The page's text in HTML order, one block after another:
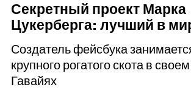
Секретный проект Марка
Цукерберга: лучший в
Создатель фейсбука
крупного рогатого скота в
Гавайях